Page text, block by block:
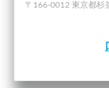
〒166-0012 東京都杉